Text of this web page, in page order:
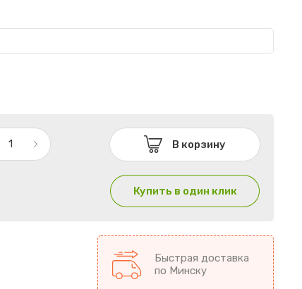
В корзину
Купить в один клик
Быстрая доставка
по Минску